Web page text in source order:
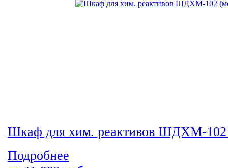
Шкаф для хим. реактивов ШДХМ-102
Подробнее